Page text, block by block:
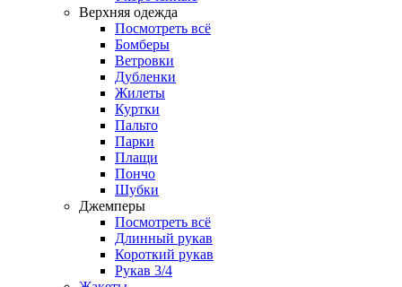
Верхняя одежда
Посмотреть всё
Бомберы
Ветровки
Дубленки
Жилеты
Куртки
Пальто
Парки
Плащи
Пончо
Шубки
Джемперы
Посмотреть всё
Длинный рукав
Короткий рукав
Рукав 3/4